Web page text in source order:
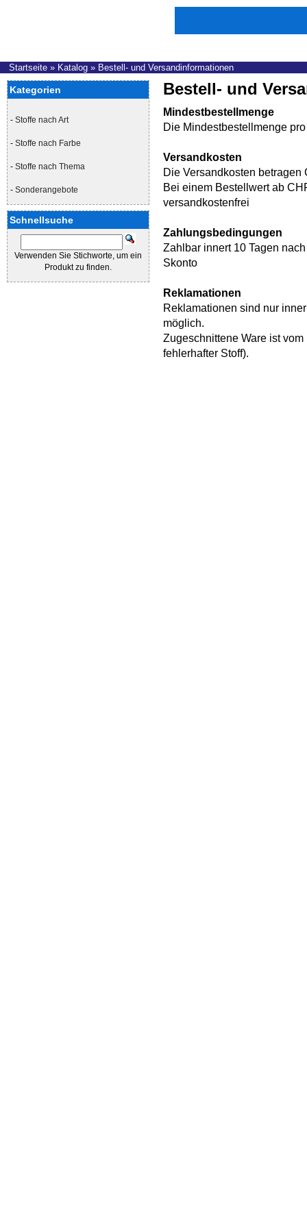
Startseite » Katalog » Bestell- und Versandinformationen
Kategorien
- Stoffe nach Art
- Stoffe nach Farbe
- Stoffe nach Thema
- Sonderangebote
Schnellsuche
Verwenden Sie Stichworte, um ein
Produkt zu finden.
Bestell- und
Mindestbestellmenge
Die Mindestbestellmenge
Versandkosten
Die Versandkosten betragen
Bei einem Bestellwert ab
versandkostenfrei
Zahlungsbedingungen
Zahlbar innert 10 Tagen
Skonto
Reklamationen
Reklamationen sind nur
möglich.
Zugeschnittene Ware ist
fehlerhafter Stoff).